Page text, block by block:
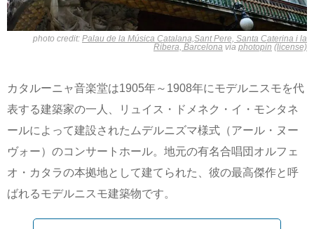
photo credit: Palau de la Música Catalana,Sant Pere, Santa Caterina i la
Ribera, Barcelona via photopin (license)
カタルーニャ音楽堂は1905年～1908年にモデルニスモを代
表する建築家の一人、リュイス・ドメネク・イ・モンタネ
ールによって建設されたムデルニズマ様式（アール・ヌー
ヴォー）のコンサートホール。地元の有名合唱団オルフェ
オ・カタラの本拠地として建てられた、彼の最高傑作と呼
ばれるモデルニスモ建築物です。